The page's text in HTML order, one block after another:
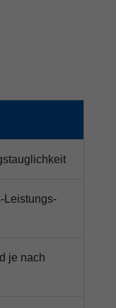
Leistungs-
je nach